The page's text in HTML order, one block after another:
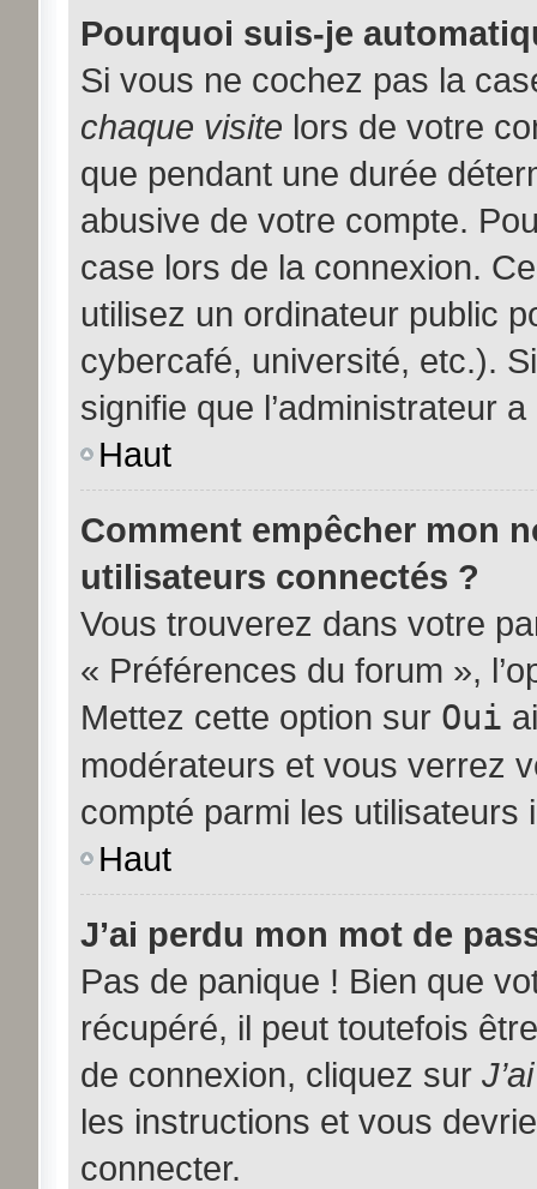
Pourquoi suis-je
Si vous ne cochez pas la
chaque visite lors de votre
que pendant une durée
abusive de votre compte.
case lors de la connexion.
utilisez un ordinateur public
cybercafé, université, etc.).
signifie que l’administrateur
Haut
Comment empêcher mon
utilisateurs connectés ?
Vous trouverez dans votre
« Préférences du forum »,
Mettez cette option sur Oui
modérateurs et vous verrez
compté parmi les utilisateurs
Haut
J’ai perdu mon mot de
Pas de panique ! Bien que
récupéré, il peut toutefois
de connexion, cliquez sur
les instructions et vous
connecter.